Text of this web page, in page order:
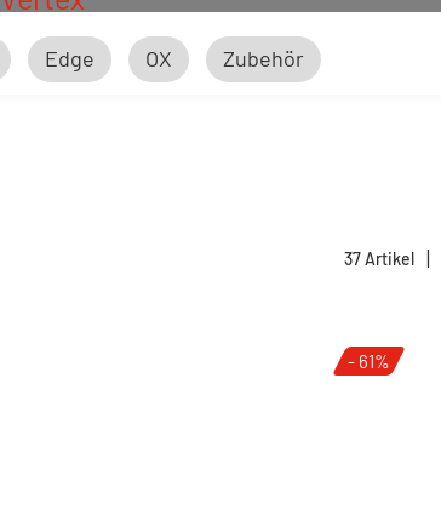
Edge OX Zubehör
37 Artikel |
- 61%